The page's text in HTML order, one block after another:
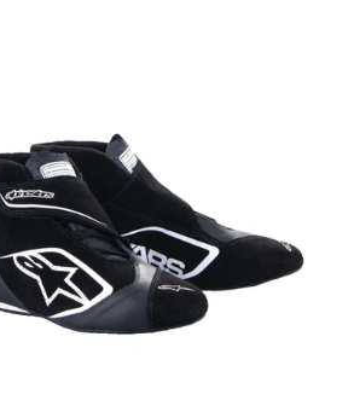
p
r
o
d
u
k
t